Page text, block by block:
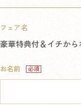
フェア名
豪華特典付＆イチか
お名前